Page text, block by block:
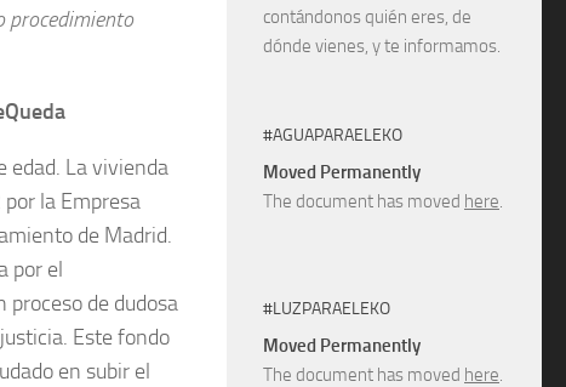
procedimiento
edad. La vivienda
la Empresa
de Madrid.
por el
de dudosa
Este fondo
en subir el
contándonos quién eres, de
dónde vienes, y te informamos.
#AGUAPARAELEKO
Moved Permanently
The document has moved here.
#LUZPARAELEKO
Moved Permanently
The document has moved here.